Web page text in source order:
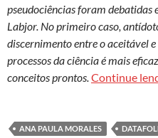
pseudociências foram
Labjor. No primeiro caso,
discernimento entre o aceitável
processos da ciência é mais
conceitos prontos.Continue
ANA PAULA MORALES